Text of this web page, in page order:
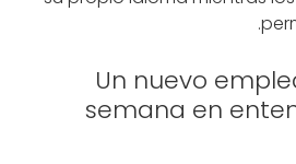
Un nuevo
semana en